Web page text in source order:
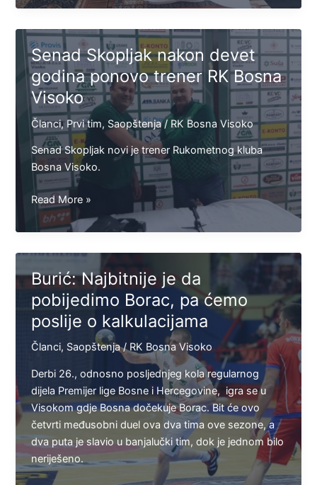
novi
igrač
RK
Bosna
Visoko
Senad Skopljak nakon devet
godina ponovo trener RK Bosna
Visoko
Članci, Prvi tim, Saopštenja/ RK Bosna Visoko
Senad Skopljak novi je trener Rukometnog kluba
Bosna Visoko.
Senad
Skopljak
nakon
devet
ponovo
trener
RK
Bosna
Visoko
Read More »
Burić: Najbitnije je da
pobijedimo Borac, pa ćemo
poslije o kalkulacijama
Članci, Saopštenja/RK Bosna Visoko
Derbi 26., odnosno posljednjeg kola regularnog
dijela Premijer lige Bosne i Hercegovine, igra se u
Visokom gdje Bosna dočekuje Borac. Bit će ovo
četvrti međusobni duel ova dva tima ove sezone, a
dva puta je slavio u banjalučki tim, dok je jednom bilo
neriješeno.